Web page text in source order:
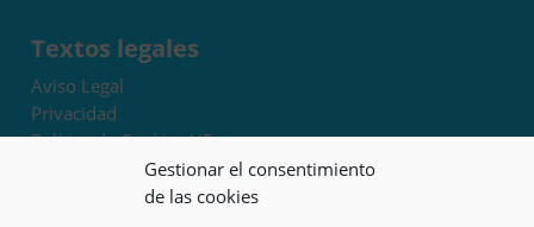
Gestionar el consentimiento
de las cookies
Textos legales
Aviso Legal
Privacidad
Política de Cookies UE
Términos y condiciones
Exoneración de responsabilidad